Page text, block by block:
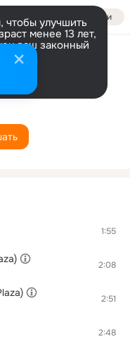
Войти
улучшить
менее 13 лет,
ваш законный
1:55
2:08
2:51
2:48